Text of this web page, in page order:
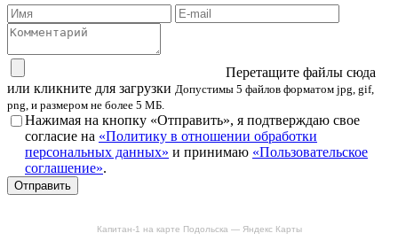
Капитан-1 на карте Подольска — Яндекс Карты
Перетащите файлы сюда
или кликните для загрузки Допустимы 5 файлов форматом jpg, gif,
png, и размером не более 5 МБ.
Нажимая на кнопку «Отправить», я подтверждаю свое
согласие на «Политику в отношении обработки
персональных данных» и принимаю «Пользовательское
соглашение».
Отправить